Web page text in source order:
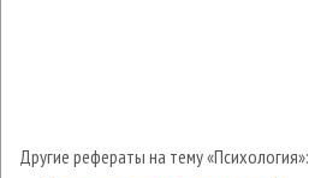
Другие рефераты на тему «Психология»: